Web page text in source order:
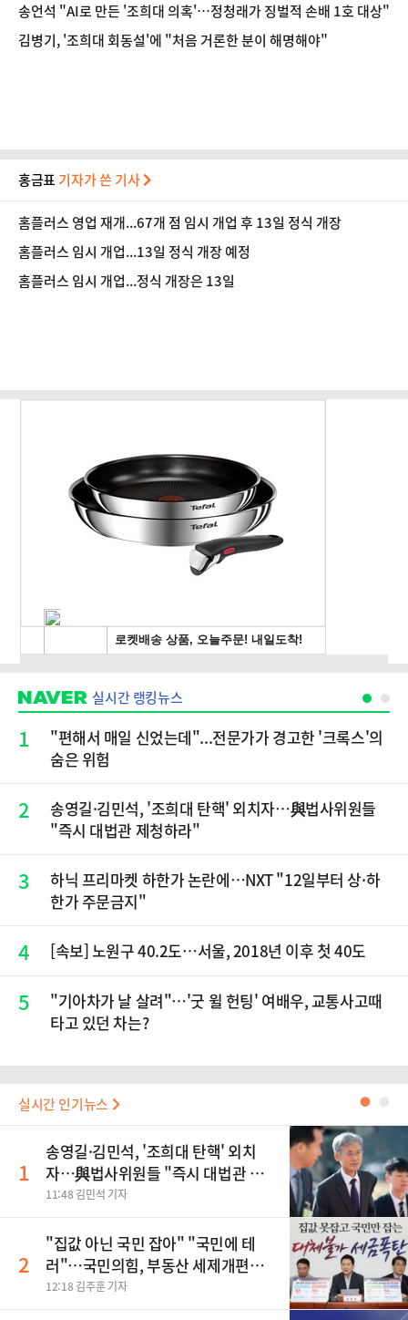
송언석 "AI로 만든 '조희대 의혹'…정청래가 징벌적 손배 1호 대상"
김병기, '조희대 회동설'에 "처음 거론한 분이 해명해야"
홍금표 기자가 쓴 기사
홈플러스 영업 재개...67개 점 임시 개업 후 13일 정식 개장
홈플러스 임시 개업...13일 정식 개장 예정
홈플러스 임시 개업...정식 개장은 13일
실시간 랭킹뉴스
1
"편해서 매일 신었는데"...전문가가 경고한 '크록스'의
숨은 위험
2
송영길·김민석, '조희대 탄핵' 외치자…與법사위원들
"즉시 대법관 제청하라"
3
하닉 프리마켓 하한가 논란에…NXT "12일부터 상·하
한가 주문금지"
4 [속보] 노원구 40.2도…서울, 2018년 이후 첫 40도
5
"기아차가 날 살려"…'굿 윌 헌팅' 여배우, 교통사고때
타고 있던 차는?
실시간 인기뉴스 ●
1
송영길·김민석, '조희대 탄핵' 외치
자…與법사위원들 "즉시 대법관 제
청하라"
11:48 김민석 기자
2
"집값 아닌 국민 잡아" "국민에 테
러"…국민의힘, 부동산 세제개편안
맹폭
12:18 김주훈 기자